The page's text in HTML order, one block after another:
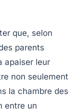
que, selon
parents
apaiser leur
non seulement
la chambre des
entre un